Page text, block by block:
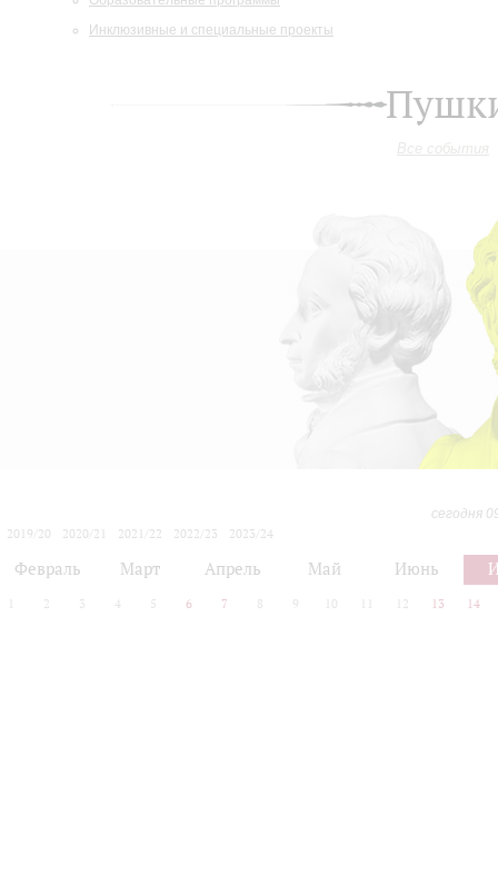
Инклюзивные и специальные проекты
Все события
сегодня
2019/20
2020/21 2021/22 2022/23
2023/24
Февраль Март Апрель Май Июнь
2 3 4 5 6 7 8 9 10 12 13 14